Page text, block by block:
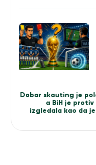
Kretanje
članka
Dobar skauting je
a BiH je protiv
izgledala kao da